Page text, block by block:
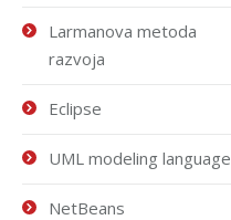
Larmanova metoda
razvoja
Eclipse
UML modeling language
NetBeans